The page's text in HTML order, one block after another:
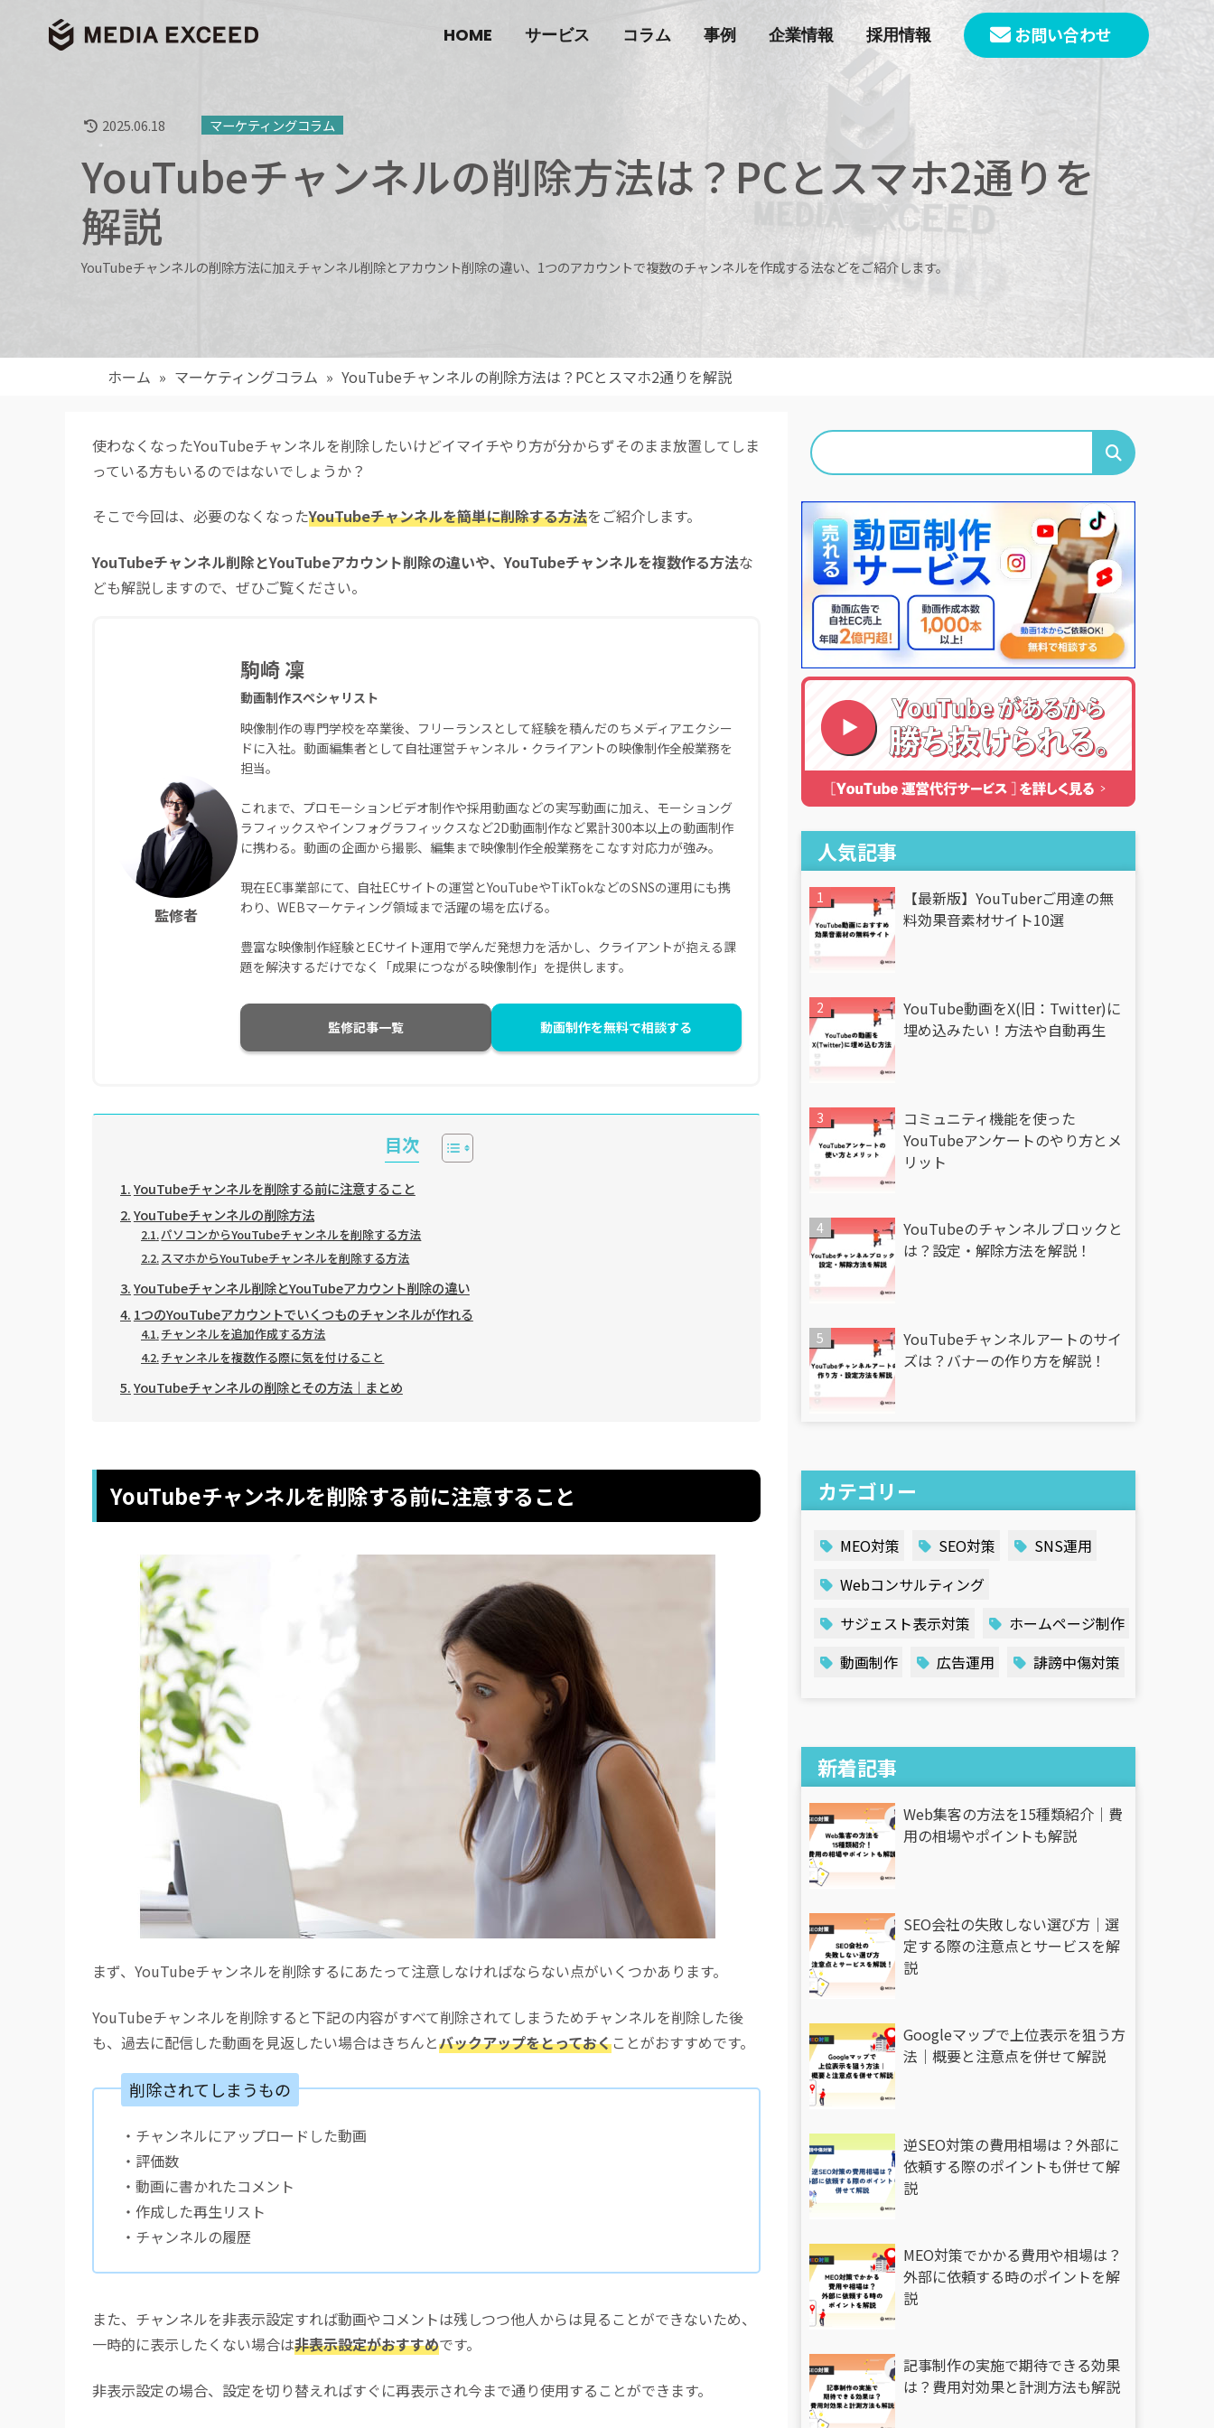
HOME サービス コラム 事例 企業情報 採用情報 お問い合わせ
2025.06.18 マーケティングコラム
YouTubeチャンネルの削除方法は？PCとスマホ2通りを
解説
YouTubeチャンネルの削除方法に加えチャンネル削除とアカウント削除の違い、1つのアカウントで複数のチャンネルを作成する法などをご紹介します。
ホーム » マーケティングコラム » YouTubeチャンネルの削除方法は？PCとスマホ2通りを解説
使わなくなったYouTubeチャンネルを削除したいけどイマイチやり方が分からずそのまま放置してしま
っている方もいるのではないでしょうか？
そこで今回は、必要のなくなったYouTubeチャンネルを簡単に削除する方法をご紹介します。
YouTubeチャンネル削除とYouTubeアカウント削除の違いや、YouTubeチャンネルを複数作る方法な
ども解説しますので、ぜひご覧ください。
監修者
駒崎 凜
動画制作スペシャリスト
映像制作の専門学校を卒業後、フリーランスとして経験を積んだのちメディアエクシー
ドに入社。動画編集者として自社運営チャンネル・クライアントの映像制作全般業務を
担当。
これまで、プロモーションビデオ制作や採用動画などの実写動画に加え、モーショング
ラフィックスやインフォグラフィックスなど2D動画制作など累計300本以上の動画制作
に携わる。動画の企画から撮影、編集まで映像制作全般業務をこなす対応力が強み。
現在EC事業部にて、自社ECサイトの運営とYouTubeやTikTokなどのSNSの運用にも携
わり、WEBマーケティング領域まで活躍の場を広げる。
豊富な映像制作経験とECサイト運用で学んだ発想力を活かし、クライアントが抱える課
題を解決するだけでなく「成果につながる映像制作」を提供します。
監修記事一覧 動画制作を無料で相談する
目次
YouTubeチャンネルを削除する前に注意すること
YouTubeチャンネルの削除方法
パソコンからYouTubeチャンネルを削除する方法
スマホからYouTubeチャンネルを削除する方法
YouTubeチャンネル削除とYouTubeアカウント削除の違い
1つのYouTubeアカウントでいくつものチャンネルが作れる
チャンネルを追加作成する方法
チャンネルを複数作る際に気を付けること
YouTubeチャンネルの削除とその方法｜まとめ
YouTubeチャンネルを削除する前に注意すること
まず、YouTubeチャンネルを削除するにあたって注意しなければならない点がいくつかあります。
YouTubeチャンネルを削除すると下記の内容がすべて削除されてしまうためチャンネルを削除した後
も、過去に配信した動画を見返したい場合はきちんとバックアップをとっておくことがおすすめです。
削除されてしまうもの
・チャンネルにアップロードした動画
・評価数
・動画に書かれたコメント
・作成した再生リスト
・チャンネルの履歴
また、チャンネルを非表示設定すれば動画やコメントは残しつつ他人からは見ることができないため、
一時的に表示したくない場合は非表示設定がおすすめです。
非表示設定の場合、設定を切り替えればすぐに再表示され今まで通り使用することができます。
人気記事
【最新版】YouTuberご用達の無
料効果音素材サイト10選
YouTube動画をX(旧：Twitter)に
埋め込みたい！方法や自動再生
コミュニティ機能を使った
YouTubeアンケートのやり方とメ
リット
YouTubeのチャンネルブロックと
は？設定・解除方法を解説！
YouTubeチャンネルアートのサイ
ズは？バナーの作り方を解説！
カテゴリー
MEO対策 SEO対策
SNS運用
Webコンサルティング
サジェスト表示対策
ホームページ制作
動画制作
広告運用 誹謗中傷対策
新着記事
Web集客の方法を15種類紹介｜費
用の相場やポイントも解説
SEO会社の失敗しない選び方｜選
定する際の注意点とサービスを解
説
Googleマップで上位表示を狙う方
法｜概要と注意点を併せて解説
逆SEO対策の費用相場は？外部に
依頼する際のポイントも併せて解
説
MEO対策でかかる費用や相場は？
外部に依頼する時のポイントを解
説
記事制作の実施で期待できる効果
は？費用対効果と計測方法も解説